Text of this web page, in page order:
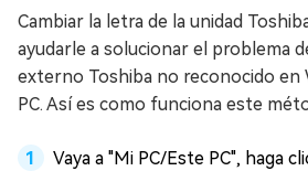
Cambiar la letra de la unidad
ayudarle a solucionar el problema
externo Toshiba no reconocido en
PC. Así es como funciona este
Vaya a "Mi PC/Este PC", haga